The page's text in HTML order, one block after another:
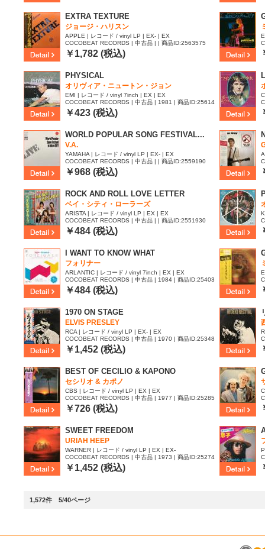
EXTRA TEXTURE
ジョージ・ハリスン
APPLE | レコード / vinyl LP | EX- | EX
COCOBEAT RECORDS | 中古品 | | 商品ID:2563575
￥1,782 (税込)
PHYSICAL
オリヴィア・ニュートン・ジョン
EMI | レコード / vinyl 7inch | EX | EX
COCOBEAT RECORDS | 中古品 | 1981 | 商品ID:25614
88
￥423 (税込)
WORLD POPULAR SONG FESTIVAL...
V.A.
YAMAHA | レコード / vinyl LP | EX- | EX
COCOBEAT RECORDS | 中古品 | | 商品ID:2559190
￥968 (税込)
ROCK AND ROLL LOVE LETTER
ベイ・シティ・ローラーズ
ARISTA | レコード / vinyl LP | EX | EX
COCOBEAT RECORDS | 中古品 | | 商品ID:2551930
￥484 (税込)
I WANT TO KNOW WHAT
フォリナー
ARLANTIC | レコード / vinyl 7inch | EX | EX
COCOBEAT RECORDS | 中古品 | 1984 | 商品ID:25403
42
￥484 (税込)
1970 ON STAGE
ELVIS PRESLEY
RCA | レコード / vinyl LP | EX- | EX
COCOBEAT RECORDS | 中古品 | 1970 | 商品ID:25348
42
￥1,452 (税込)
BEST OF CECILIO & KAPONO
セシリオ & カポノ
CBS | レコード / vinyl LP | EX | EX
COCOBEAT RECORDS | 中古品 | 1977 | 商品ID:25285
74
￥726 (税込)
SWEET FREEDOM
URIAH HEEP
WARNER | レコード / vinyl LP | EX | EX-
COCOBEAT RECORDS | 中古品 | 1973 | 商品ID:25274
93
￥1,452 (税込)
1,572件 5/40ページ